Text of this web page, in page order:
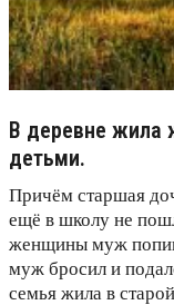
В деревне жила
детьми.
Причём старшая
ещё в школу не
женщины муж
муж бросил и
семья жила в